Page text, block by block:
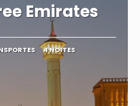
Emirates
4 NOITES